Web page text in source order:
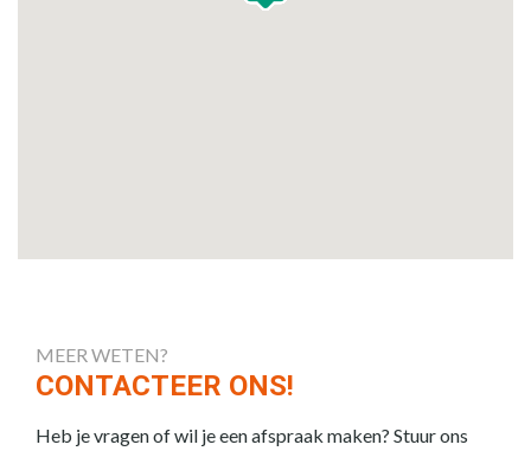
MEER WETEN?
CONTACTEER ONS!
Heb je vragen of wil je een afspraak maken? Stuur ons